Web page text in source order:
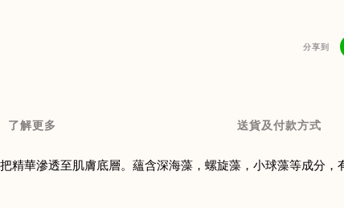
分享到
了解更多 送貨及付款方式
精華滲透至肌膚底層。蘊含深海藻，螺旋藻，小球藻等成分